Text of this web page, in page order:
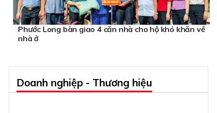
Phước Long bàn giao 4 căn nhà cho hộ khó khăn về
nhà ở
Doanh nghiệp - Thương hiệu